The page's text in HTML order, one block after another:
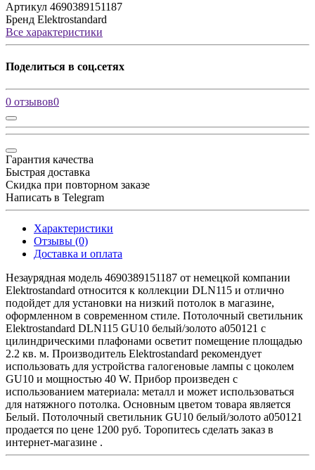
Артикул 4690389151187
Бренд Elektrostandard
Все характеристики
Поделиться в соц.сетях
0 отзывов0
Гарантия качества
Быстрая доставка
Скидка при повторном заказе
Написать в Telegram
Характеристики
Отзывы (0)
Доставка и оплата
Незаурядная модель 4690389151187 от немецкой компании
Elektrostandard относится к коллекции DLN115 и отлично
подойдет для установки на низкий потолок в магазине,
оформленном в современном стиле. Потолочный светильник
Elektrostandard DLN115 GU10 белый/золото a050121 с
цилиндрическими плафонами осветит помещение площадью
2.2 кв. м. Производитель Elektrostandard рекомендует
использовать для устройства галогеновые лампы с цоколем
GU10 и мощностью 40 W. Прибор произведен с
использованием материала: металл и может использоваться
для натяжного потолка. Основным цветом товара является
Белый. Потолочный светильник GU10 белый/золото a050121
продается по цене 1200 руб. Торопитесь сделать заказ в
интернет-магазине .